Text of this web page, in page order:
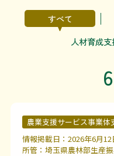
すべて
人材育成支
6
農業支援サービス事業体
情報掲載日：2026年6月12
所管：埼玉県農林部生産